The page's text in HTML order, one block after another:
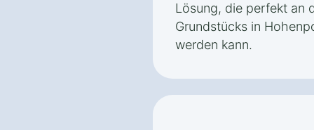
Lösung, die perfekt an
Grundstücks in
werden kann.